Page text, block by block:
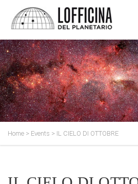
Home > Events > IL CIELO DI OTTOBRE